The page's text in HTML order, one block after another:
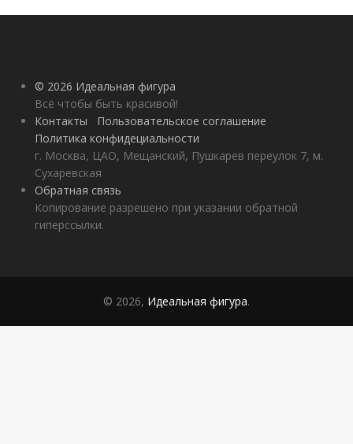
норма и отклонения
© 2026 Идеальная фигура
Всё чтобы быть красивой!
Контакты
Пользовательское соглашение
Политика конфидециальности
г. Москва, ЦАО, Мещанский, Пушкарев переулок 7, м.
Сухаревская
Обратная связь
Копирование разрешено при указании обратной
гиперссылки.
© 2026, Идеальная фигура.